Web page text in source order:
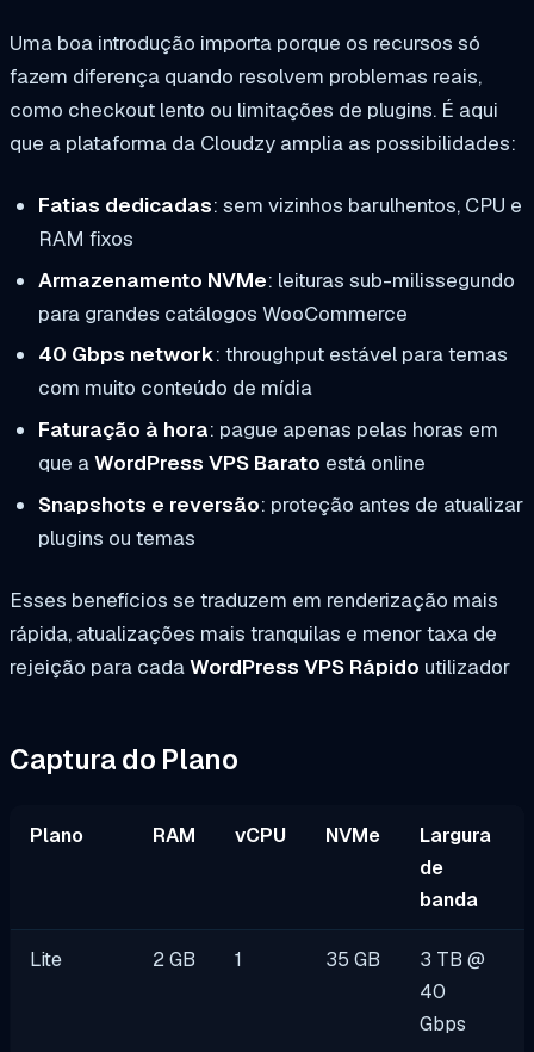
Uma boa introdução importa porque os recursos só
fazem diferença quando resolvem problemas reais,
como checkout lento ou limitações de plugins. É aqui
que a plataforma da Cloudzy amplia as possibilidades:
Fatias dedicadas: sem vizinhos barulhentos, CPU e
RAM fixos
Armazenamento NVMe: leituras sub-milissegundo
para grandes catálogos WooCommerce
40 Gbps network: throughput estável para temas
com muito conteúdo de mídia
Faturação à hora: pague apenas pelas horas em
que aWordPress VPS Barato está online
Snapshots e reversão: proteção antes de atualizar
plugins ou temas
Esses benefícios se traduzem em renderização mais
rápida, atualizações mais tranquilas e menor taxa de
rejeição para cadaWordPress VPS Rápido utilizador
Captura do Plano
Plano RAM vCPU NVMe
Largura
de
banda
Lite 2 GB 1 35 GB
3 TB @
40
Gbps